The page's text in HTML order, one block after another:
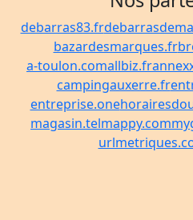
debarras83.fr
bazardesmarques.fr
a-toulon.comallbiz.fr
campingauxerre.fr
entreprise.one
magasin.telmappy.com